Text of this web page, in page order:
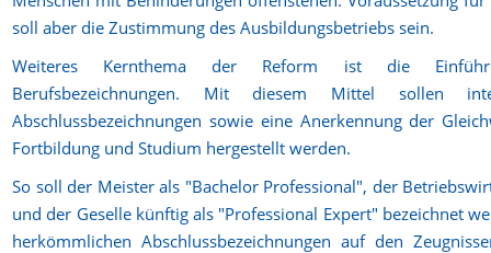
soll aber die Zustimmung des Ausbildungsbetriebs sein.
Weiteres Kernthema der Reform ist die
Berufsbezeichnungen. Mit diesem Mittel sollen
Abschlussbezeichnungen sowie eine Anerkennung der
Fortbildung und Studium hergestellt werden.
So soll der Meister als "Bachelor Professional", der
und der Geselle künftig als "Professional Expert" bezeichnet
herkömmlichen Abschlussbezeichnungen auf den